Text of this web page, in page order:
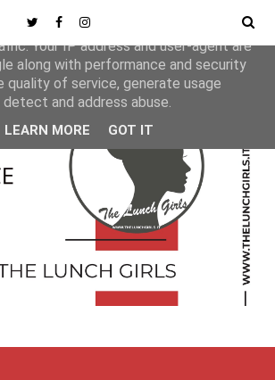
from Google to deliver its services
Your IP address and user-agent are
along with performance and security
quality of service, generate usage
and address abuse.
LEARN MORE GOT IT